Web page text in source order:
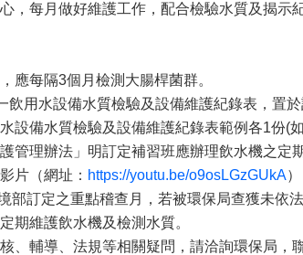
，每月做好維護工作，配合檢驗水質及揭
應每隔3個月檢測大腸桿菌群。
飲用水設備水質檢驗及設備維護紀錄表，置
設備水質檢驗及設備維護紀錄表範例各1份(
管理辦法」明訂定補習班應辦理飲水機之
片（網址： https://youtu.be/o9osLGzGUkA
部訂定之重點稽查月，若被環保局查獲未依
期維護飲水機及檢測水質。
、輔導、法規等相關疑問，請洽詢環保局，